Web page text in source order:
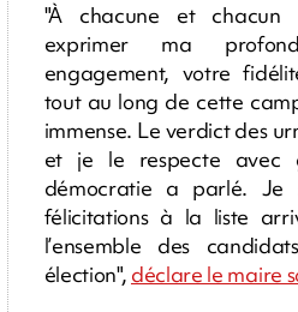
"À chacune et chacun
exprimer ma
engagement, votre
tout au long de cette
immense. Le verdict des
et je le respecte avec
démocratie a parlé. Je
félicitations à la liste
l’ensemble des
élection", déclare le maire